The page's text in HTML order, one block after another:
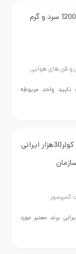
سرد و گرم
مربوطه
یک کولر30هزار ایرانی
معتبر مورد